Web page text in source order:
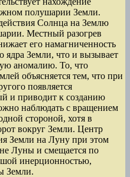
полушарии Земли.
Солнца на Землю
Местный разогрев
его намагниченность
ядра Земли, что и вызывает
аномалию. То, что
объясняется тем, что при
появляется
и приводит к созданию
наблюдать с вращением
стороной, хотя в
вокруг Земли. Центр
Земли на Луну при этом
Луны и смещается по
инерционностью,
Земли.